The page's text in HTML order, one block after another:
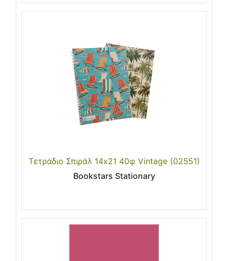
Τετράδιο Σπιράλ 14x21 40φ Vintage (02551)
Bookstars Stationary